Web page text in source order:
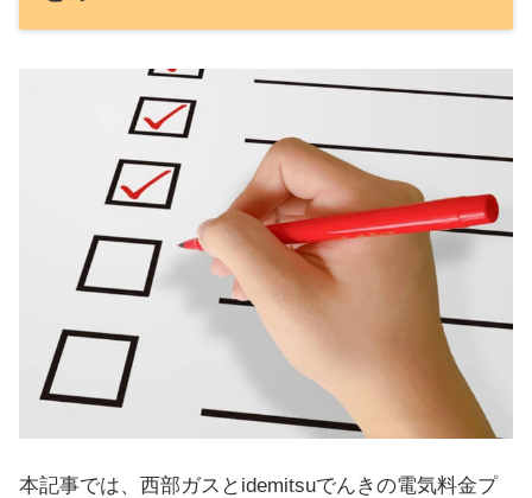
本記事では、西部ガスとidemitsuでんきの電気料金プ